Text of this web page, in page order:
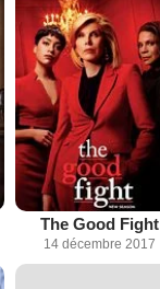
The Good Fight
14 décembre 2017